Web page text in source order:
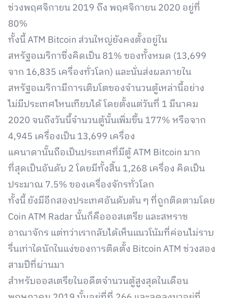
ช่วงพฤศจิกายน 2019 ถึง พฤศจิกายน 2020 อยู่ที่
80%
ทั้งนี้ ATM Bitcoin ส่วนใหญ่ยังคงตั้งอยู่ใน
สหรัฐอเมริกาซึ่งคิดเป็น 81% ของทั้งหมด (13,699
จาก 16,835 เครื่องทั่วโลก) และนั่นส่งผลภายใน
สหรัฐอเมริกามีการเติบโตของจำนวนตู้เหล่านี้อย่าง
ไม่มีประเทศไหนเทียบได้ โดยตั้งแต่วันที่ 1 มีนาคม
2020 จนถึงวันนี้จำนวนตู้นั้นเพิ่มขึ้น 177% หรือจาก
4,945 เครื่องเป็น 13,699 เครื่อง
แคนาดานั้นถือเป็นประเทศที่มีตู้ ATM Bitcoin มาก
ที่สุดเป็นอันดับ 2 โดยมีทั้งสิ้น 1,268 เครื่อง คิดเป็น
ประมาณ 7.5% ของเครื่องจักรทั่วโลก
ทั้งนี้ ยังมีอีกสองประเทศอันดับต้น ๆ ที่ถูกติดตามโดย
Coin ATM Radar นั้นก็คือออสเตรีย และสหราช
อาณาจักร แต่ทว่าเรากลับได้เห็นแนวโน้มที่ค่อนไม่ราบ
รื่นเท่าใดนักในแง่ของการติดตั้ง Bitcoin ATM ช่วงสอง
สามปีที่ผ่านมา
สำหรับออสเตรียในอดีตจำนวนตู้สูงสุดในเดือน